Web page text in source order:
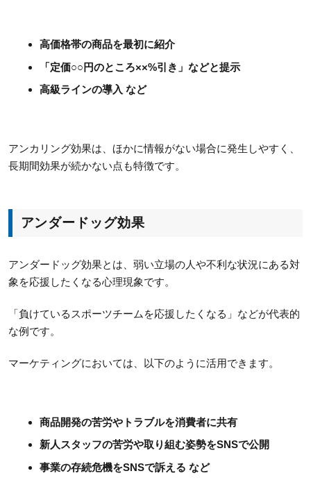
高価格帯の商品を最初に紹介
「定価○○円のところ××%引き」などと提示
高級ラインの導入 など
アンカリング効果は、ほかに情報がない場合に発生しやすく、
長期間効果が続かない点も特徴です。
アンダードッグ効果
アンダードッグ効果とは、弱い立場の人や不利な状況にある対
象を応援したくなる心理現象です。
「負けているスポーツチームを応援したくなる」などが代表的
な例です。
マーケティングにおいては、以下のように活用できます。
商品開発の苦労やトラブルを消費者に共有
新人スタッフの苦労や取り組む姿勢をSNSで公開
事業の存続危機をSNSで訴える など